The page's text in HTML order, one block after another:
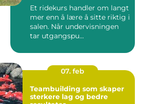
Et ridekurs handler om langt
mer enn å lære å sitte riktig i
salen. Når undervisningen
tar utgangspu...
07. feb
Teambuilding som skaper
sterkere lag og bedre